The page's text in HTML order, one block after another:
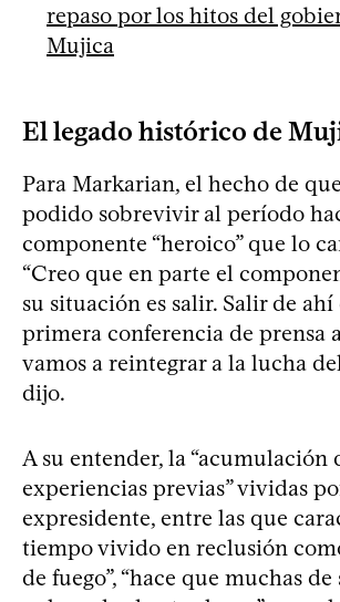
repaso por los hitos del
Mujica
El legado histórico de
Para Markarian, el hecho de
podido sobrevivir al período
componente “heroico” que lo
“Creo que en parte el
su situación es salir. Salir de ahí
primera conferencia de prensa
vamos a reintegrar a la lucha
dijo.
A su entender, la “acumulación
experiencias previas” vividas
expresidente, entre las que
tiempo vivido en reclusión
de fuego”, “hace que muchas